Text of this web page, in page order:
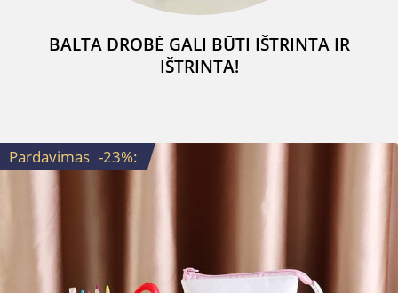
BALTA DROBĖ GALI BŪTI IŠTRINTA IR
IŠTRINTA!
Pardavimas -23%: